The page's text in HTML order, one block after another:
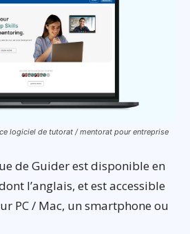
logiciel de tutorat / mentorat pour entreprise
de Guider est disponible en
l’anglais, et est accessible
PC / Mac, un smartphone ou